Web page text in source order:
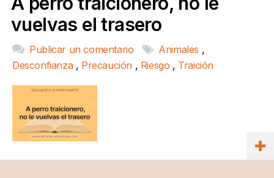
vuelvas el trasero
Publicar un comentario Animales ,
Desconfianza , Precaución , Riesgo , Traición